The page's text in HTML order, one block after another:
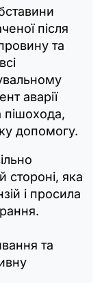
після
та
аварії
пішохода,
допомогу.
стороні, яка
і просила
та